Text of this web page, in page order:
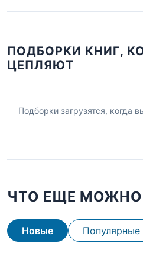
ПОДБОРКИ КНИГ,
ЦЕПЛЯЮТ
Подборки загрузятся, когда
ЧТО ЕЩЕ МОЖНО
Новые Популярные